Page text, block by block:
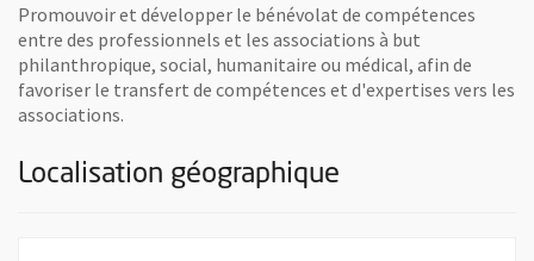
Promouvoir et développer le bénévolat de compétences
entre des professionnels et les associations à but
philanthropique, social, humanitaire ou médical, afin de
favoriser le transfert de compétences et d'expertises vers les
associations.
Localisation géographique